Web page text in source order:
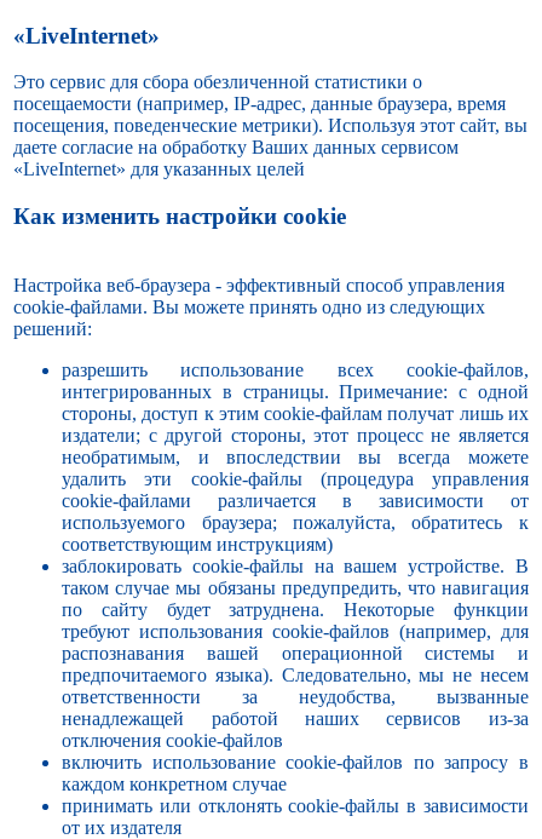
«LiveInternet»
Это сервис для сбора обезличенной статистики о
посещаемости (например, IP-адрес, данные браузера, время
посещения, поведенческие метрики). Используя этот сайт, вы
даете согласие на обработку Ваших данных сервисом
«LiveInternet» для указанных целей
Как изменить настройки cookie
Настройка веб-браузера - эффективный способ управления
cookie-файлами. Вы можете принять одно из следующих
решений:
разрешить использование всех cookie-файлов,
интегрированных в страницы. Примечание: с одной
стороны, доступ к этим cookie-файлам получат лишь их
издатели; с другой стороны, этот процесс не является
необратимым, и впоследствии вы всегда можете
удалить эти cookie-файлы (процедура управления
cookie-файлами различается в зависимости от
используемого браузера; пожалуйста, обратитесь к
соответствующим инструкциям)
заблокировать cookie-файлы на вашем устройстве. В
таком случае мы обязаны предупредить, что навигация
по сайту будет затруднена. Некоторые функции
требуют использования cookie-файлов (например, для
распознавания вашей операционной системы и
предпочитаемого языка). Следовательно, мы не несем
ответственности за неудобства, вызванные
ненадлежащей работой наших сервисов из-за
отключения cookie-файлов
включить использование cookie-файлов по запросу в
каждом конкретном случае
принимать или отклонять cookie-файлы в зависимости
от их издателя